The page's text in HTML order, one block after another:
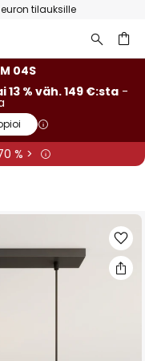
tilauksille
04S
13 % väh. 149 €:sta -
% >